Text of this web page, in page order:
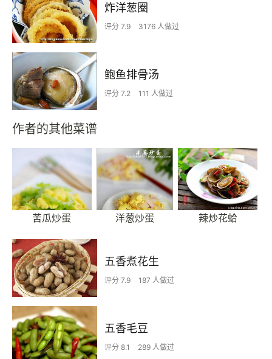
炸洋葱圈
评分 7.9 3176 人做过
鲍鱼排骨汤
评分 7.2 111 人做过
作者的其他菜谱
苦瓜炒蛋 洋葱炒蛋 辣炒花蛤
五香煮花生
评分 7.9 187 人做过
五香毛豆
评分 8.1 289 人做过